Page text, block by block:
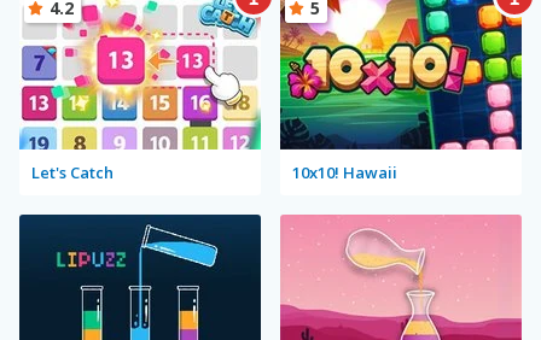
Let's Catch
4.2
10x10! Hawaii
5